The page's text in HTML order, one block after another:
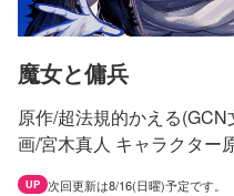
魔女と傭兵
原作/超法規的かえる
画/宮木真人 キャラクター
UP 次回更新は8/16(日曜)予定です。